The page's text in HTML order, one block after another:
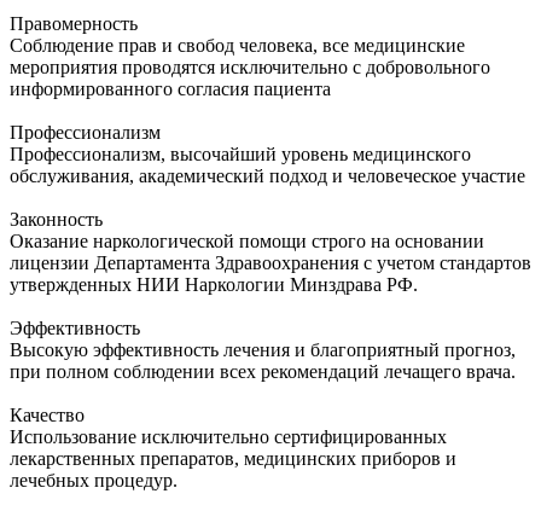
Правомерность
Соблюдение прав и свобод человека, все медицинские
мероприятия проводятся исключительно с добровольного
информированного согласия пациента
Профессионализм
Профессионализм, высочайший уровень медицинского
обслуживания, академический подход и человеческое участие
Законность
Оказание наркологической помощи строго на основании
лицензии Департамента Здравоохранения с учетом стандартов
утвержденных НИИ Наркологии Минздрава РФ.
Эффективность
Высокую эффективность лечения и благоприятный прогноз,
при полном соблюдении всех рекомендаций лечащего врача.
Качество
Использование исключительно сертифицированных
лекарственных препаратов, медицинских приборов и
лечебных процедур.